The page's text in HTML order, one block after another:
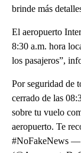
brinde más
El aeropuerto
8:30 a.m. hora
los pasajeros”,
Por seguridad de
cerrado de las
sobre tu vuelo
aeropuerto. Te
#NoFakeNews —